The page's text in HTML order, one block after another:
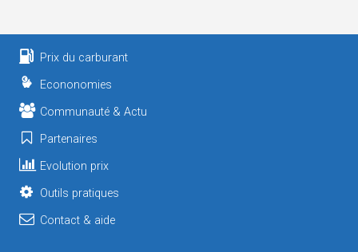
Prix du carburant
Econonomies
Communauté & Actu
Partenaires
Evolution prix
Outils pratiques
Contact & aide